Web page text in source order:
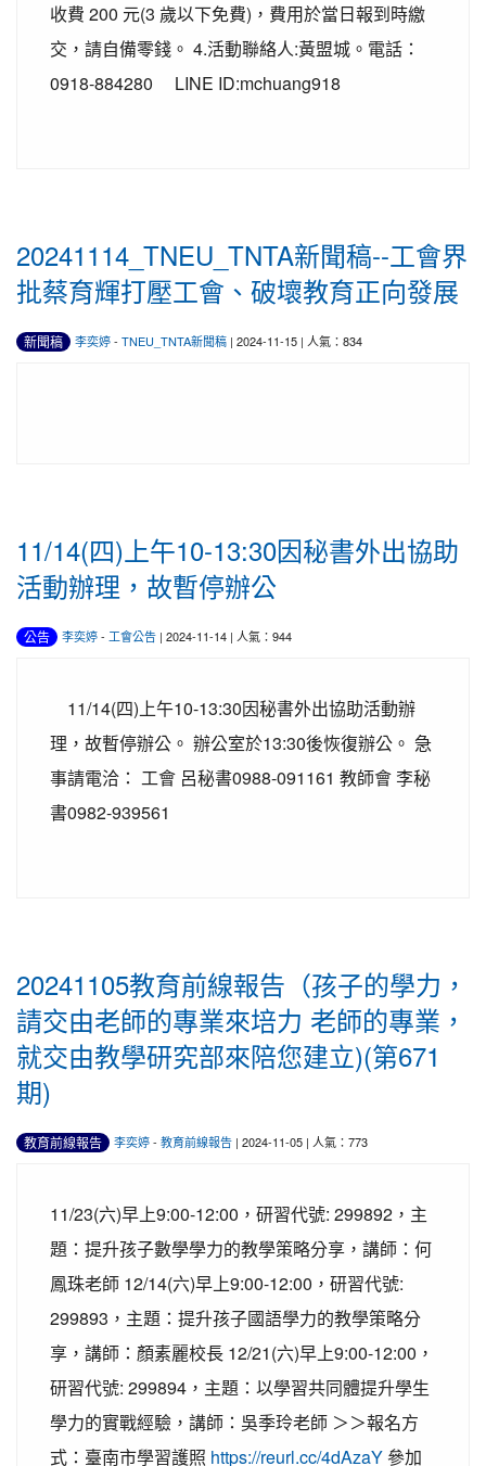
收費 200 元(3 歲以下免費)，費用於當日報到時繳
交，請自備零錢。 4.活動聯絡人:黃盟城。電話：
0918-884280 LINE ID:mchuang918
20241114_TNEU_TNTA新聞稿--工會界
批蔡育輝打壓工會、破壞教育正向發展
新聞稿 李奕婷- TNEU_TNTA新聞稿 | 2024-11-15 | 人氣：834
11/14(四)上午10-13:30因秘書外出協助
活動辦理，故暫停辦公
公告 李奕婷- 工會公告 | 2024-11-14 | 人氣：944
11/14(四)上午10-13:30因秘書外出協助活動辦
理，故暫停辦公。 辦公室於13:30後恢復辦公。 急
事請電洽： 工會 呂秘書0988-091161 教師會 李秘
書0982-939561
20241105教育前線報告（孩子的學力，
請交由老師的專業來培力 老師的專業，
就交由教學研究部來陪您建立)(第671
期)
教育前線報告 李奕婷- 教育前線報告 | 2024-11-05 | 人氣：773
11/23(六)早上9:00-12:00，研習代號: 299892，主
題：提升孩子數學學力的教學策略分享，講師：何
鳳珠老師 12/14(六)早上9:00-12:00，研習代號:
299893，主題：提升孩子國語學力的教學策略分
享，講師：顏素麗校長 12/21(六)早上9:00-12:00，
研習代號: 299894，主題：以學習共同體提升學生
學力的實戰經驗，講師：吳季玲老師 ＞＞報名方
式：臺南市學習護照 https://reurl.cc/4dAzaY參加